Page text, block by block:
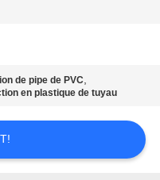
de pipe de PVC,
en plastique de tuyau